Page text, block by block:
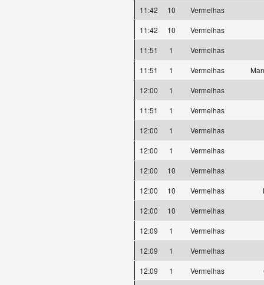
11:42
10
Vermelhas
11:42
10
Vermelhas
11:51
1
Vermelhas
11:51
1 Vermelhas
12:00
1
Vermelhas
11:51
1
Vermelhas
12:00
1
Vermelhas
12:00
1
Vermelhas
12:00
10
Vermelhas
12:00
10 Vermelhas
12:00
10
Vermelhas
12:09
1
Vermelhas
12:09
1
Vermelhas
12:09
1 Vermelhas